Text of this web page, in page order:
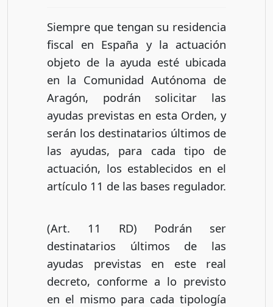
Siempre que tengan su residencia
fiscal en España y la actuación
objeto de la ayuda esté ubicada
en la Comunidad Autónoma de
Aragón, podrán solicitar las
ayudas previstas en esta Orden, y
serán los destinatarios últimos de
las ayudas, para cada tipo de
actuación, los establecidos en el
artículo 11 de las bases regulador.
(Art. 11 RD) Podrán ser
destinatarios últimos de las
ayudas previstas en este real
decreto, conforme a lo previsto
en el mismo para cada tipología